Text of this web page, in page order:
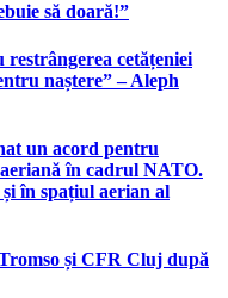
să doară!”
cetățeniei
naștere” – Aleph
un acord pentru
în cadrul NATO.
în spațiul aerian al
și CFR Cluj după